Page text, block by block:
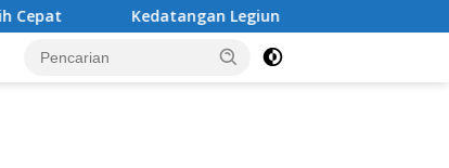
Kedatangan Legiun Asing Baru PSM Makassar Kian Nyata